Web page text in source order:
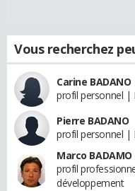
Vous recherchez
Carine BADANO
profil personnel |
Pierre BADANO
profil personnel |
Marco BADAMO
profil
développement